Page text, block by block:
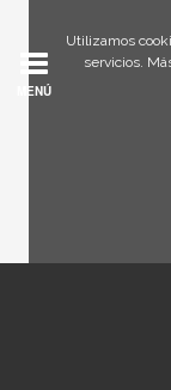
Utilizamos
servicios.
MENÚ